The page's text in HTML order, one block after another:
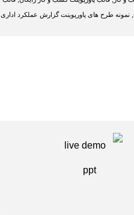
نمونه طرح های پاورپوینت گزارش عملکرد اداری